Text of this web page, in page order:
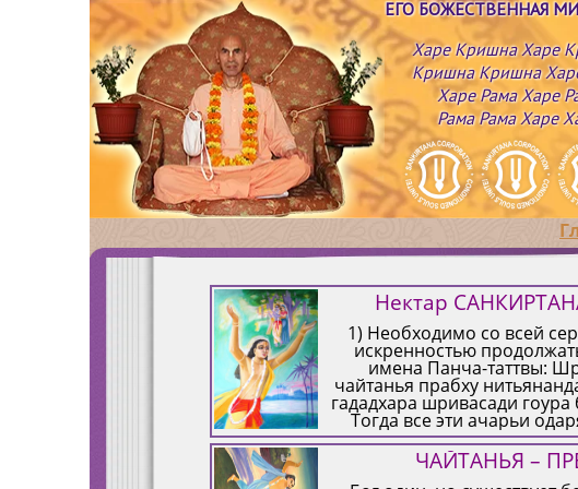
ЕГО БОЖЕСТВЕННАЯ
Харе Кришна Харе
Кришна Кришна
Харе Рама Харе
Рама Рама Харе
Нектар
1) Необходимо со всей
искренностью
имена Панча-таттвы:
чайтанья прабху
гададхара шривасади гоура
Тогда все эти ачарьи
беспричинной милостью и
2) Я выражаю почтение
ЧАЙТАНЬЯ –